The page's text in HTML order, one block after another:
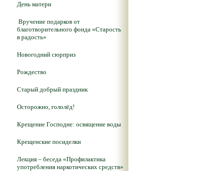
День матери
Вручение подарков от
благотворительного фонда «Старость
в радость»
Новогодний сюрприз
Рождество
Старый добрый праздник
Осторожно, гололёд!
Крещение Господне: освящение воды
Крещенские посиделки
Лекция – беседа «Профилактика
употребления наркотических средств»